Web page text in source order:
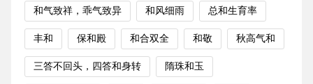
和气致祥，乖气致异 和风细雨 总和生育率
丰和 保和殿 和合双全 和敬 秋高气和
三答不回头，四答和身转 隋珠和玉